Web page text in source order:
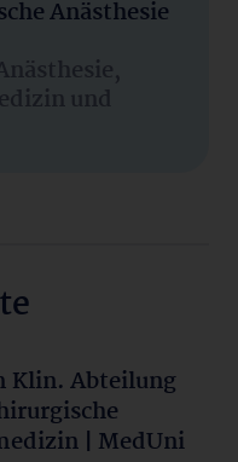
Anästhesie
und
Klin. Abteilung
| MedUni